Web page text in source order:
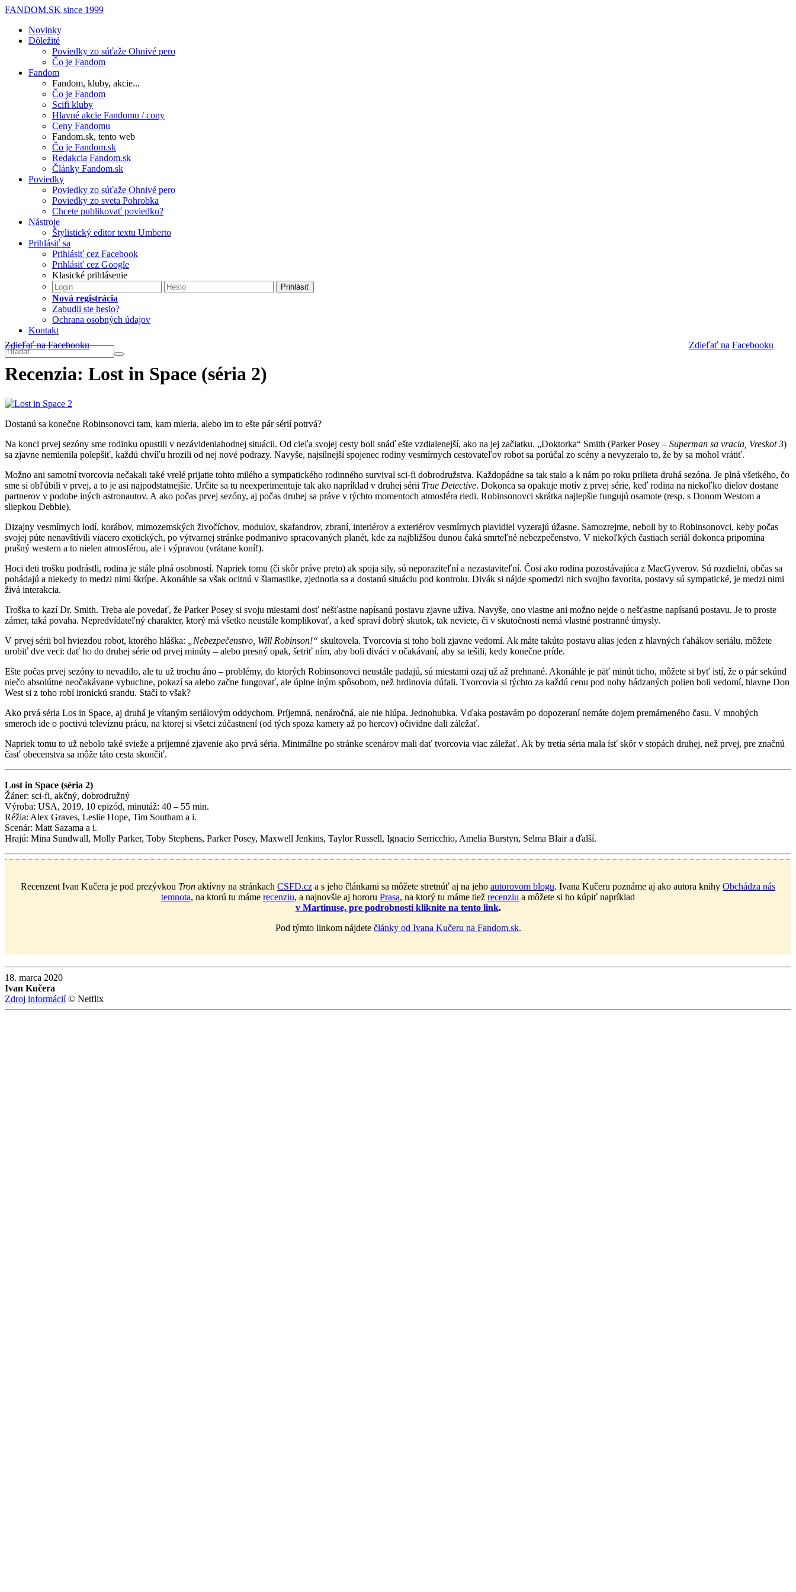
FANDOM.SK since 1999
Novinky
Dôležité
Poviedky zo súťaže Ohnivé pero
Čo je Fandom
Fandom
Fandom, kluby, akcie...
Čo je Fandom
Scifi kluby
Hlavné akcie Fandomu / cony
Ceny Fandomu
Fandom.sk, tento web
Čo je Fandom.sk
Redakcia Fandom.sk
Články Fandom.sk
Poviedky
Poviedky zo súťaže Ohnivé pero
Poviedky zo sveta Pohrobka
Chcete publikovať poviedku?
Nástroje
Štylistický editor textu Umberto
Prihlásiť sa
Prihlásiť cez Facebook
Prihlásiť cez Google
Klasické prihlásenie
Prihlásiť
Nová registrácia
Zabudli ste heslo?
Ochrana osobných údajov
Kontakt
Zdieľať na Facebooku
Zdieľať na Facebooku
Recenzia: Lost in Space (séria 2)
Dostanú sa konečne Robinsonovci tam, kam mieria, alebo im to ešte pár sérií potrvá?
Na konci prvej sezóny sme rodinku opustili v nezávideniahodnej situácii. Od cieľa svojej cesty boli snáď ešte vzdialenejší, ako na jej začiatku. „Doktorka“ Smith (Parker Posey – Superman sa vracia, Vreskot 3)
sa zjavne nemienila polepšiť, každú chvíľu hrozili od nej nové podrazy. Navyše, najsilnejší spojenec rodiny vesmírnych cestovateľov robot sa porúčal zo scény a nevyzeralo to, že by sa mohol vrátiť.
Možno ani samotní tvorcovia nečakali také vrelé prijatie tohto milého a sympatického rodinného survival sci-fi dobrodružstva. Každopádne sa tak stalo a k nám po roku prilieta druhá sezóna. Je plná všetkého, čo
sme si obľúbili v prvej, a to je asi najpodstatnejšie. Určite sa tu neexperimentuje tak ako napríklad v druhej sérii True Detective. Dokonca sa opakuje motív z prvej série, keď rodina na niekoľko dielov dostane
partnerov v podobe iných astronautov. A ako počas prvej sezóny, aj počas druhej sa práve v týchto momentoch atmosféra riedi. Robinsonovci skrátka najlepšie fungujú osamote (resp. s Donom Westom a
sliepkou Debbie).
Dizajny vesmírnych lodí, korábov, mimozemských živočíchov, modulov, skafandrov, zbraní, interiérov a exteriérov vesmírnych plavidiel vyzerajú úžasne. Samozrejme, neboli by to Robinsonovci, keby počas
svojej púte nenavštívili viacero exotických, po výtvarnej stránke podmanivo spracovaných planét, kde za najbližšou dunou čaká smrteľné nebezpečenstvo. V niekoľkých častiach seriál dokonca pripomína
prašný western a to nielen atmosférou, ale i výpravou (vrátane koní!).
Hoci deti trošku podrástli, rodina je stále plná osobností. Napriek tomu (či skôr práve preto) ak spoja sily, sú neporaziteľní a nezastaviteľní. Čosi ako rodina pozostávajúca z MacGyverov. Sú rozdielni, občas sa
pohádajú a niekedy to medzi nimi škrípe. Akonáhle sa však ocitnú v šlamastike, zjednotia sa a dostanú situáciu pod kontrolu. Divák si nájde spomedzi nich svojho favorita, postavy sú sympatické, je medzi nimi
živá interakcia.
Troška to kazí Dr. Smith. Treba ale povedať, že Parker Posey si svoju miestami dosť nešťastne napísanú postavu zjavne užíva. Navyše, ono vlastne ani možno nejde o nešťastne napísanú postavu. Je to proste
zámer, taká povaha. Nepredvídateľný charakter, ktorý má všetko neustále komplikovať, a keď spraví dobrý skutok, tak neviete, či v skutočnosti nemá vlastné postranné úmysly.
V prvej sérii bol hviezdou robot, ktorého hláška:
„Nebezpečenstvo, Will Robinson!“ skultovela. Tvorcovia si toho boli zjavne vedomí. Ak máte takúto postavu alias jeden z hlavných ťahákov seriálu, môžete
urobiť dve veci: dať ho do druhej série od prvej minúty – alebo presný opak, šetriť ním, aby boli diváci v očakávaní, aby sa tešili, kedy konečne príde.
Ešte počas prvej sezóny to nevadilo, ale tu už trochu áno – problémy, do ktorých Robinsonovci neustále padajú, sú miestami ozaj už až prehnané. Akonáhle je päť minút ticho, môžete si byť istí, že o pár sekúnd
niečo absolútne neočakávane vybuchne, pokazí sa alebo začne fungovať, ale úplne iným spôsobom, než hrdinovia dúfali. Tvorcovia si týchto za každú cenu pod nohy hádzaných polien boli vedomí, hlavne Don
West si z toho robí ironickú srandu. Stačí to však?
Ako prvá séria Los in Space, aj druhá je vítaným seriálovým oddychom. Príjemná, nenáročná, ale nie hlúpa. Jednohubka. Vďaka postavám po dopozeraní nemáte dojem premárneného času. V mnohých
smeroch ide o poctivú televíznu prácu, na ktorej si všetci zúčastnení (od tých spoza kamery až po hercov) očividne dali záležať.
Napriek tomu to už nebolo také svieže a príjemné zjavenie ako prvá séria. Minimálne po stránke scenárov mali dať tvorcovia viac záležať. Ak by tretia séria mala ísť skôr v stopách druhej, než prvej, pre značnú
časť obecenstva sa môže táto cesta skončiť.
Lost in Space (séria 2)
Žáner: sci-fi, akčný, dobrodružný
Výroba: USA, 2019, 10 epizód, minutáž: 40 – 55 min.
Réžia: Alex Graves, Leslie Hope, Tim Southam a i.
Scenár: Matt Sazama a i.
Hrajú: Mina Sundwall, Molly Parker, Toby Stephens, Parker Posey, Maxwell Jenkins, Taylor Russell, Ignacio Serricchio, Amelia Burstyn, Selma Blair a ďalší.
Recenzent Ivan Kučera je pod prezývkou Tron aktívny na stránkach CSFD.cz a s jeho článkami sa môžete stretnúť aj na jeho autorovom blogu. Ivana Kučeru poznáme aj ako autora knihy Obchádza nás
temnota, na ktorú tu máme recenziu, a najnovšie aj hororu Prasa, na ktorý tu máme tiež recenziu a môžete si ho kúpiť napríklad
v Martinuse, pre podrobnosti kliknite na tento link.
Pod týmto linkom nájdete články od Ivana Kučeru na Fandom.sk.
18. marca 2020
Ivan Kučera
Zdroj informácií© Netflix